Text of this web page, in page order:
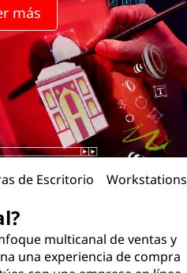
más
de Escritorio Workstations
multicanal de ventas y
una experiencia de compra